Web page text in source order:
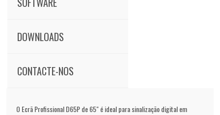
DOWNLOADS
CONTACTE-NOS
O Ecrã Profissional D65P de 65" é ideal para sinalização digital em